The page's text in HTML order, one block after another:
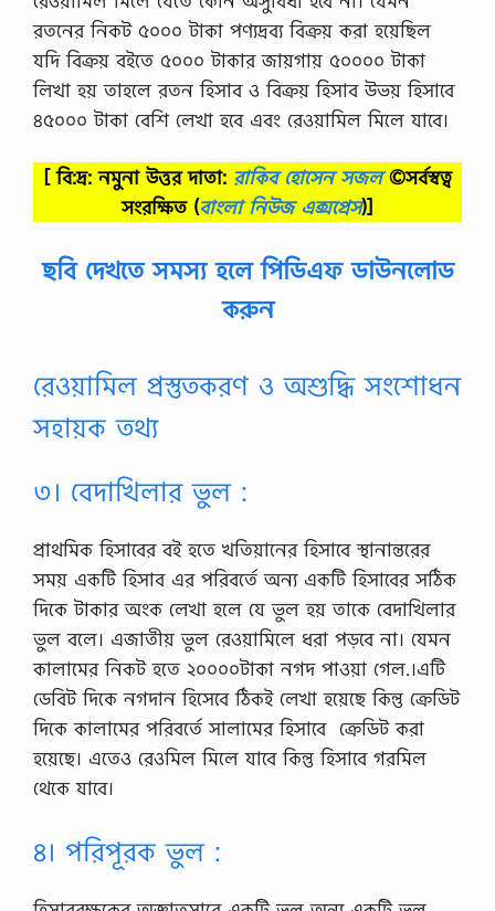
রতনের নিকট ৫০০০ টাকা পণ্যদ্রব্য বিক্রয় করা হয়েছিল
যদি বিক্রয় বইতে ৫০০০ টাকার জায়গায় ৫০০০০ টাকা
লিখা হয় তাহলে রতন হিসাব ও বিক্রয় হিসাব উভয় হিসাবে
৪৫০০০ টাকা বেশি লেখা হবে এবং রেওয়ামিল মিলে যাবে।
[ বি:দ্র: নমুনা উত্তর দাতা: রাকিব হোসেন সজল©সর্বস্বত্ব
সংরক্ষিত (বাংলা নিউজ এক্সপ্রেস)]
ছবি দেখতে সমস্য হলে পিডিএফ ডাউনলোড
করুন
রেওয়ামিল প্রস্তুতকরণ ও অশুদ্ধি সংশােধন
সহায়ক তথ্য
৩। বেদাখিলার ভুল :
প্রাথমিক হিসাবের বই হতে খতিয়ানের হিসাবে স্থানান্তরের
সময় একটি হিসাব এর পরিবর্তে অন্য একটি হিসাবের সঠিক
দিকে টাকার অংক লেখা হলে যে ভুল হয় তাকে বেদাখিলার
ভুল বলে। এজাতীয় ভুল রেওয়ামিলে ধরা পড়বে না। যেমন
কালামের নিকট হতে ২০০০০টাকা নগদ পাওয়া গেল.।এটি
ডেবিট দিকে নগদান হিসেবে ঠিকই লেখা হয়েছে কিন্তু ক্রেডিট
দিকে কালামের পরিবর্তে সালামের হিসাবে ক্রেডিট করা
হয়েছে। এতেও রেওমিল মিলে যাবে কিন্তু হিসাবে গরমিল
থেকে যাবে।
৪। পরিপূরক ভুল :